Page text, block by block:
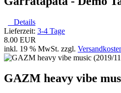
Details
Lieferzeit: 3-4 Tage
8.00 EUR
inkl. 19 % MwSt. zzgl.
GAZM heavy vibe